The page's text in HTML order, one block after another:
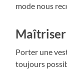
mode nous
Maîtriser
Porter une
toujours